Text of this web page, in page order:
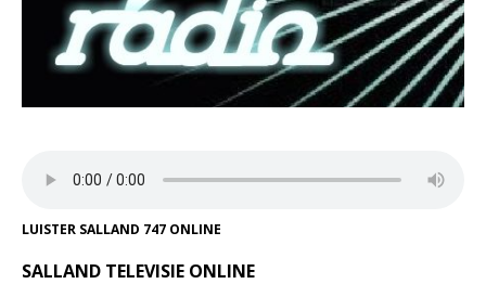
LUISTER SALLAND 747 ONLINE
SALLAND TELEVISIE ONLINE